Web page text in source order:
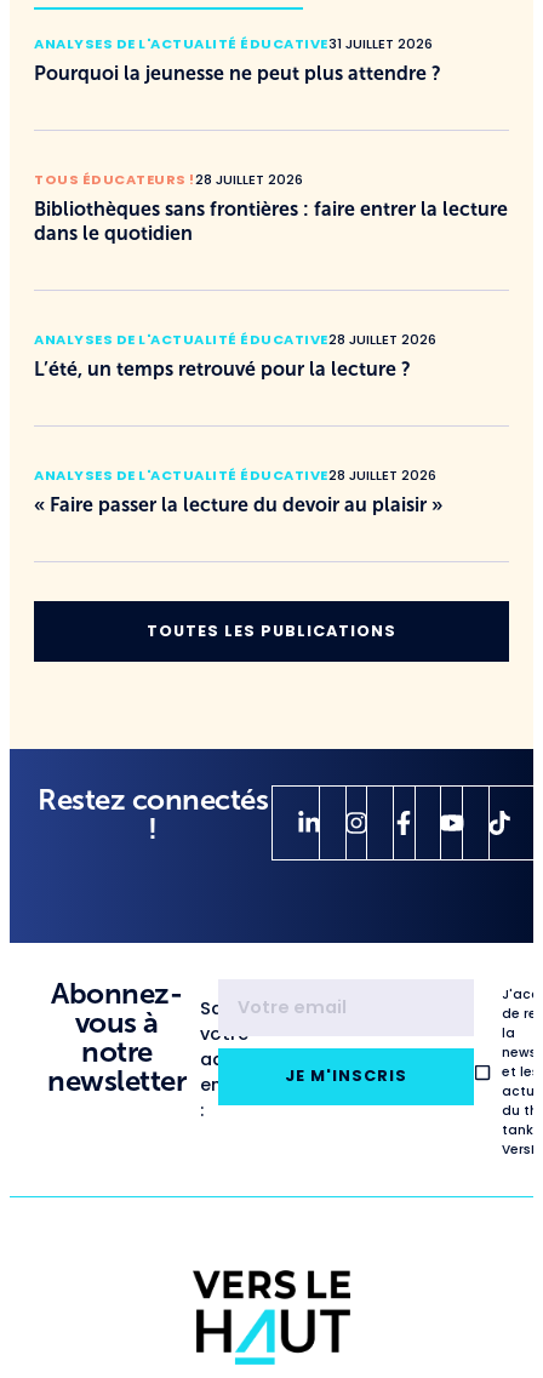
ANALYSES DE L'ACTUALITÉ ÉDUCATIVE31 JUILLET 2026
Pourquoi la jeunesse ne peut plus attendre ?
TOUS ÉDUCATEURS !28 JUILLET 2026
Bibliothèques sans frontières : faire entrer la lecture
dans le quotidien
ANALYSES DE L'ACTUALITÉ ÉDUCATIVE28 JUILLET 2026
L’été, un temps retrouvé pour la lecture ?
ANALYSES DE L'ACTUALITÉ ÉDUCATIVE28 JUILLET 2026
« Faire passer la lecture du devoir au plaisir »
TOUTES LES PUBLICATIONS
Restez connectés
!
Abonnez-
vous à
notre
newsletter
Saisissez
votre
adresse
email
:
JE M'INSCRIS
de
la
et les
du
tank